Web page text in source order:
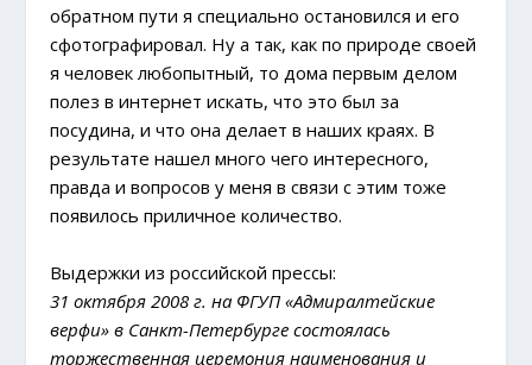
обратном пути я специально остановился и его
сфотографировал. Ну а так, как по природе своей
я человек любопытный, то дома первым делом
полез в интернет искать, что это был за
посудина, и что она делает в наших краях. В
результате нашел много чего интересного,
правда и вопросов у меня в связи с этим тоже
появилось приличное количество.
Выдержки из российской прессы:
31 октября 2008 г. на ФГУП «Адмиралтейские
верфи» в Санкт-Петербурге состоялась
торжественная церемония наименования и